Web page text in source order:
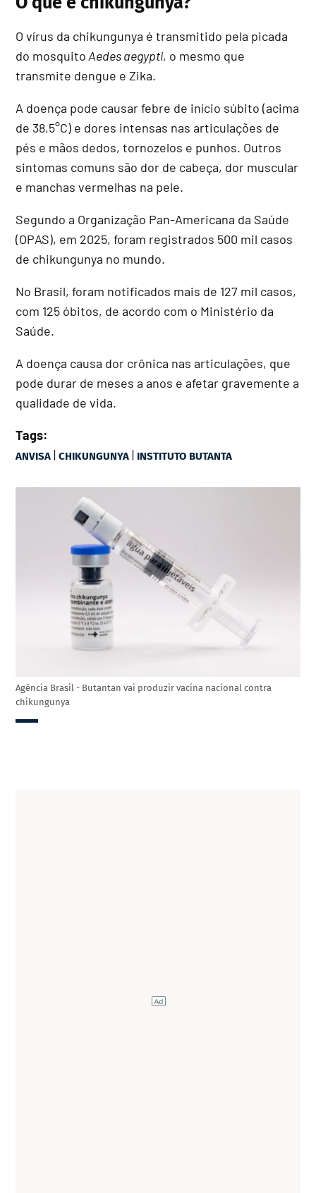
O vírus da chikungunya é transmitido pela picada
do mosquitoAedes aegypti, o mesmo que
transmite dengue e Zika.
A doença pode causar febre de início súbito (acima
de 38,5°C) e dores intensas nas articulações de
pés e mãos dedos, tornozelos e punhos. Outros
sintomas comuns são dor de cabeça, dor muscular
e manchas vermelhas na pele.
Segundo a Organização Pan-Americana da Saúde
(OPAS), em 2025, foram registrados 500 mil casos
de chikungunya no mundo.
No Brasil, foram notificados mais de 127 mil casos,
com 125 óbitos, de acordo com o Ministério da
Saúde.
A doença causa dor crônica nas articulações, que
pode durar de meses a anos e afetar gravemente a
qualidade de vida.
Tags:
ANVISA |CHIKUNGUNYA | INSTITUTO BUTANTA
Agência Brasil - Butantan vai produzir vacina nacional contra
chikungunya